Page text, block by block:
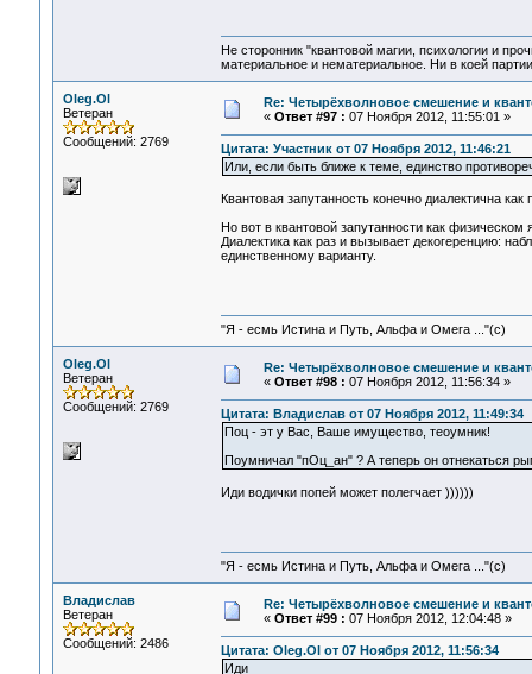
Не сторонник "квантовой магии, психологии и
материальное и нематериальное. Ни в коей
Oleg.Ol
Ветеран
Сообщений: 2769
Re: Четырёхволновое смешение и
« Ответ #97 : 07 Ноября 2012, 11:55:01 »
Цитата: Участник от 07 Ноября 2012, 11:46:21
Или, если быть ближе к теме, единство
Квантовая запутанность конечно диалектична
Но вот в квантовой запутанности как физическом
Диалектика как раз и вызывает декогеренцию:
единственному варианту.
"Я - есмь Истина и Путь, Альфа и Омега ..."(с)
Oleg.Ol
Ветеран
Сообщений: 2769
Re: Четырёхволновое смешение и
« Ответ #98 : 07 Ноября 2012, 11:56:34 »
Цитата: Владислав от 07 Ноября 2012, 11:49:34
Поц - эт у Вас, Ваше имущество, теоумник!
Поумничал "пОц_ан" ? А теперь он отнекаться
Иди водички попей может полегчает ))))))
"Я - есмь Истина и Путь, Альфа и Омега ..."(с)
Владислав
Ветеран
Сообщений: 2486
Re: Четырёхволновое смешение и
« Ответ #99 : 07 Ноября 2012, 12:04:48 »
Цитата: Oleg.Ol от 07 Ноября 2012, 11:56:34
Иди